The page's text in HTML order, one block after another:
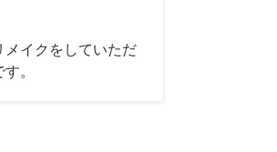
メイクをしていただ
。